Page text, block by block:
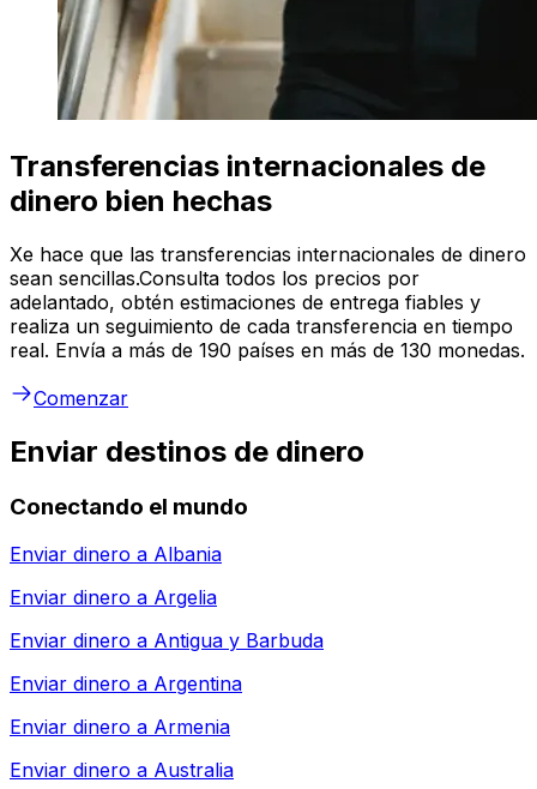
Transferencias internacionales de
dinero bien hechas
Xe hace que las transferencias internacionales de dinero
sean sencillas.Consulta todos los precios por
adelantado, obtén estimaciones de entrega fiables y
realiza un seguimiento de cada transferencia en tiempo
real. Envía a más de 190 países en más de 130 monedas.
Comenzar
Enviar destinos de dinero
Conectando el mundo
Enviar dinero a Albania
Enviar dinero a Argelia
Enviar dinero a Antigua y Barbuda
Enviar dinero a Argentina
Enviar dinero a Armenia
Enviar dinero a Australia